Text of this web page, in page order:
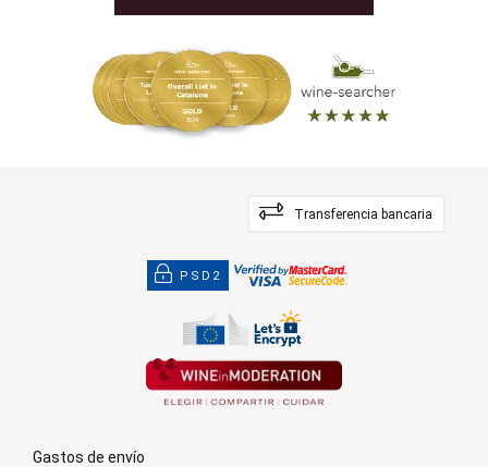
Transferencia bancaria
PSD2
Gastos de envío